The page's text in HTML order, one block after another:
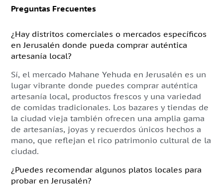
Preguntas Frecuentes
¿Hay distritos comerciales o mercados específicos
en Jerusalén donde pueda comprar auténtica
artesanía local?
Sí, el mercado Mahane Yehuda en Jerusalén es un
lugar vibrante donde puedes comprar auténtica
artesanía local, productos frescos y una variedad
de comidas tradicionales. Los bazares y tiendas de
la ciudad vieja también ofrecen una amplia gama
de artesanías, joyas y recuerdos únicos hechos a
mano, que reflejan el rico patrimonio cultural de la
ciudad.
¿Puedes recomendar algunos platos locales para
probar en Jerusalén?